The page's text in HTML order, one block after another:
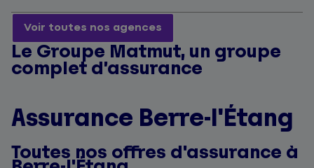
Voir toutes nos agences
Le Groupe Matmut, un groupe
complet d’assurance
Assurance Berre-l'Étang
Toutes nos offres d'assurance à